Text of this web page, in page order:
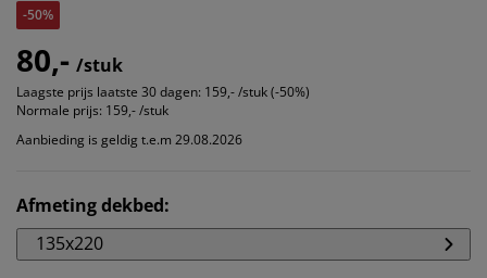
-50%
80,- /stuk
Laagste prijs laatste 30 dagen: 159,- /stuk (-50%)
Normale prijs: 159,- /stuk
Aanbieding is geldig t.e.m 29.08.2026
Afmeting dekbed:
135x220